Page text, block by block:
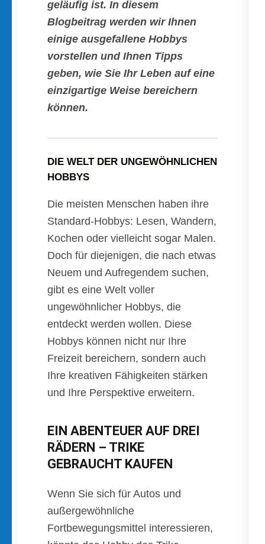
geläufig ist. In diesem
Blogbeitrag werden wir Ihnen
einige ausgefallene Hobbys
vorstellen und Ihnen Tipps
geben, wie Sie Ihr Leben auf eine
einzigartige Weise bereichern
können.
DIE WELT DER UNGEWÖHNLICHEN
HOBBYS
Die meisten Menschen haben ihre
Standard-Hobbys: Lesen, Wandern,
Kochen oder vielleicht sogar Malen.
Doch für diejenigen, die nach etwas
Neuem und Aufregendem suchen,
gibt es eine Welt voller
ungewöhnlicher Hobbys, die
entdeckt werden wollen. Diese
Hobbys können nicht nur Ihre
Freizeit bereichern, sondern auch
Ihre kreativen Fähigkeiten stärken
und Ihre Perspektive erweitern.
EIN ABENTEUER AUF DREI
RÄDERN – TRIKE
GEBRAUCHT KAUFEN
Wenn Sie sich für Autos und
außergewöhnliche
Fortbewegungsmittel interessieren,